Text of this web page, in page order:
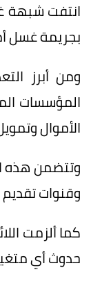
بجريمة غسل
ومن أبرز
المؤسسات
الأموال
وتتضمن هذه
وقنوات تقديم
كما ألزمت
حدوث أي